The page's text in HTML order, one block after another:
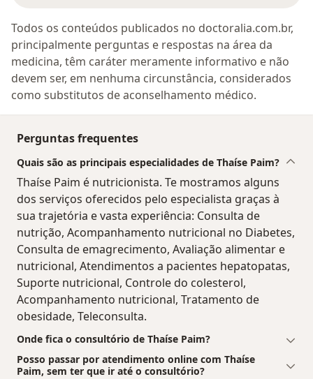
Todos os conteúdos publicados no doctoralia.com.br,
principalmente perguntas e respostas na área da
medicina, têm caráter meramente informativo e não
devem ser, em nenhuma circunstância, considerados
como substitutos de aconselhamento médico.
Perguntas frequentes
Quais são as principais especialidades de Thaíse Paim?
Thaíse Paim é nutricionista. Te mostramos alguns
dos serviços oferecidos pelo especialista graças à
sua trajetória e vasta experiência: Consulta de
nutrição, Acompanhamento nutricional no Diabetes,
Consulta de emagrecimento, Avaliação alimentar e
nutricional, Atendimentos a pacientes hepatopatas,
Suporte nutricional, Controle do colesterol,
Acompanhamento nutricional, Tratamento de
obesidade, Teleconsulta.
Onde fica o consultório de Thaíse Paim?
Posso passar por atendimento online com Thaíse
Paim, sem ter que ir até o consultório?